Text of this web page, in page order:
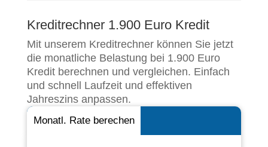
Kreditrechner 1.900 Euro Kredit
Mit unserem Kreditrechner können Sie jetzt
die monatliche Belastung bei 1.900 Euro
Kredit berechnen und vergleichen. Einfach
und schnell Laufzeit und effektiven
Jahreszins anpassen.
Monatl. Rate berechen